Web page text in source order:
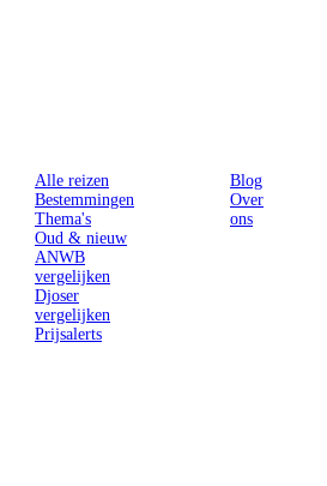
Alle reizen
Bestemmingen
Thema's
Oud & nieuw
ANWB
vergelijken
Djoser
vergelijken
Prijsalerts
Blog
Over
ons